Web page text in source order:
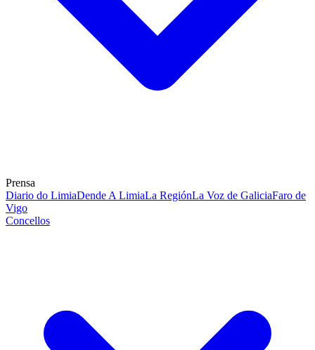
Prensa
Diario do LimiaDende A LimiaLa RegiónLa Voz de GaliciaFaro de
Vigo
Concellos